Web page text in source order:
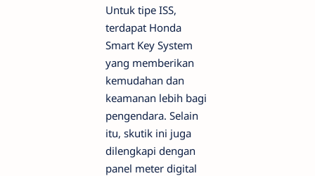
Untuk tipe ISS,
terdapat Honda
Smart Key System
yang memberikan
kemudahan dan
keamanan lebih bagi
pengendara. Selain
itu, skutik ini juga
dilengkapi dengan
panel meter digital